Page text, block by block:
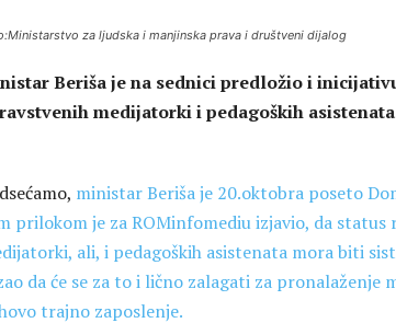
za ljudska i manjinska prava i društveni dijalog
Beriša je na sednici predložio i
medijatorki i pedagoških
ministar Beriša je 20.oktobra poseto
prilokom je za ROMinfomediu izjavio, da status
ali, i pedagoških asistenata mora biti
da će se za to i lično zalagati za pronalaženje
trajno zaposlenje.